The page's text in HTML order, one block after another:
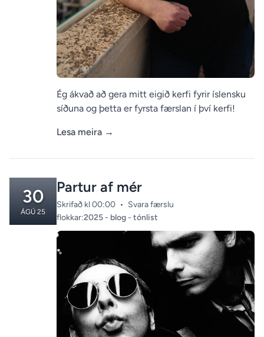
Ég ákvað að gera mitt eigið kerfi fyrir íslensku
síðuna og þetta er fyrsta færslan í því kerfi!
Lesa meira →
30
ÁGÚ 25
Partur af mér
Skrifað kl 00:00 • Svara færslu
Categories:
flokkar:2025 - blog - tónlist